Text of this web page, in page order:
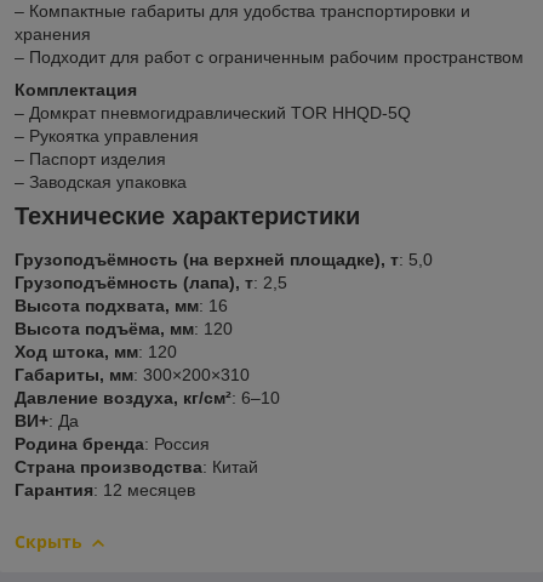
– Компактные габариты для удобства транспортировки и
хранения
– Подходит для работ с ограниченным рабочим пространством
Комплектация
– Домкрат пневмогидравлический TOR HHQD-5Q
– Рукоятка управления
– Паспорт изделия
– Заводская упаковка
Технические характеристики
Грузоподъёмность (на верхней площадке), т: 5,0
Грузоподъёмность (лапа), т: 2,5
Высота подхвата, мм: 16
Высота подъёма, мм: 120
Ход штока, мм: 120
Габариты, мм: 300×200×310
Давление воздуха, кг/см²: 6–10
ВИ+: Да
Родина бренда: Россия
Страна производства: Китай
Гарантия: 12 месяцев
Скрыть